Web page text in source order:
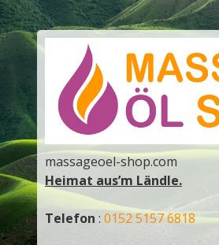
massageoel-shop.com
Heimat aus’m Ländle.
Telefon : 0152 5157 6818